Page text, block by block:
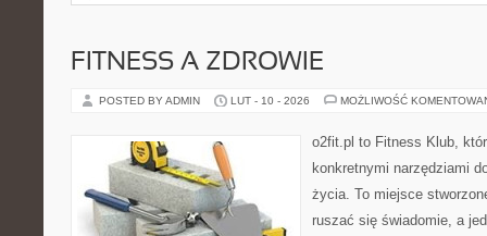
FITNESS A ZDROWIE
POSTED BY ADMIN LUT - 10 - 2026 MOŻLIWOŚĆ
o2fit.pl to Fitness Klub,
konkretnymi narzędziami
życia. To miejsce
ruszać się świadomie, a